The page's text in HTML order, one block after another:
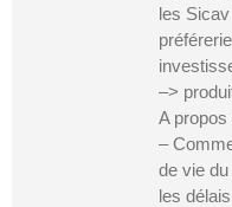
les
–>
A propos
–
de vie du
les